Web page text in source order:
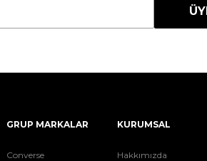
GRUP MARKALAR
Converse
KURUMSAL
Hakkımızda